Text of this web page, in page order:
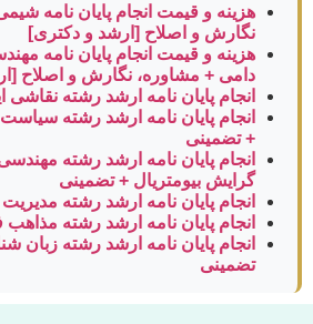
هزینه و قیمت انجام پایان نامه
نگارش و اصلاح [ارشد و دکتری]
هزینه و قیمت انجام پایان نامه
دامی + مشاوره، نگارش و اصلاح
انجام پایان نامه ارشد رشته نقاشی
انجام پایان نامه ارشد رشته
+ تضمینی
انجام پایان نامه ارشد رشته
گرایش بیومتریال + تضمینی
انجام پایان نامه ارشد رشته مدیریت DBA + تضمینی
انجام پایان نامه ارشد رشته
انجام پایان نامه ارشد رشته
تضمینی